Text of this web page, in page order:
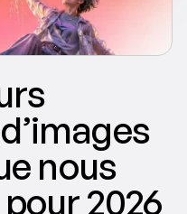
nous
2026